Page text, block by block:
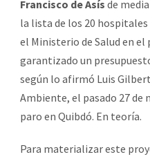
Francisco de Asís de
la lista de los 20
el Ministerio de Salud en el
garantizado un
según lo afirmó Luis
Ambiente, el pasado 27 de
paro en Quibdó. En teoría.
Para materializar este